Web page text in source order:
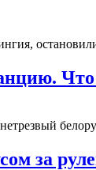
за